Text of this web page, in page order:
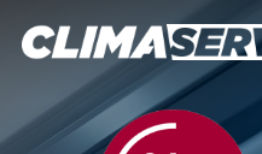
content